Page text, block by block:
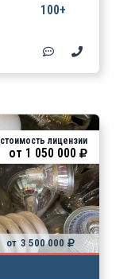
100+
от 3 500 000
стоимость лицензии
от 1 050 000